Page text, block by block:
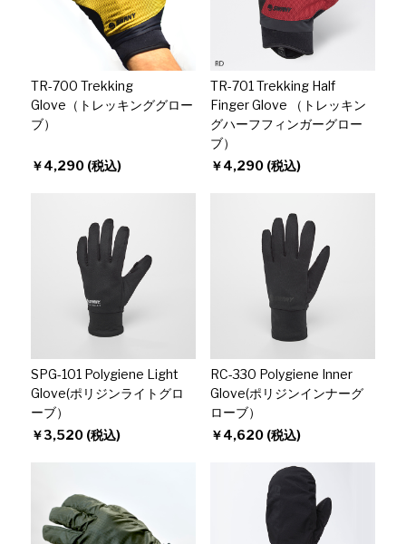
TR-700 Trekking
Glove（トレッキンググロー
ブ）
￥4,290 (税込)
TR-701 Trekking Half
Finger Glove （トレッキン
グハーフフィンガーグロー
ブ）
￥4,290 (税込)
SPG-101 Polygiene Light
Glove(ポリジンライトグロ
ーブ）
￥3,520 (税込)
RC-330 Polygiene Inner
Glove(ポリジンインナーグ
ローブ）
￥4,620 (税込)